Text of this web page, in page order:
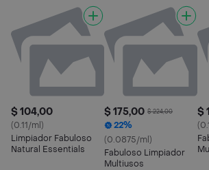
$ 104,00
(0.11/ml)
Limpiador Fabuloso
Natural Essentials
$ 175,00 $ 224,00
22%
(0.0875/ml)
Fabuloso Limpiador
Multiusos
$